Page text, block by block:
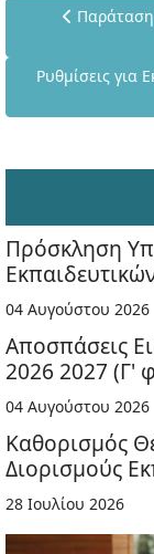
Παράταση
Επόμενο
Ρυθμίσεις για
Πρόσκληση
04 Αυγούστου 2026
Αποσπάσεις
2026 2027 (Γ'
04 Αυγούστου 2026
Καθορισμός
Διορισμούς
28 Ιουλίου 2026